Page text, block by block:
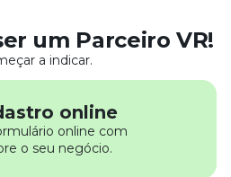
um Parceiro VR!
a indicar.
online
online com
o seu negócio.